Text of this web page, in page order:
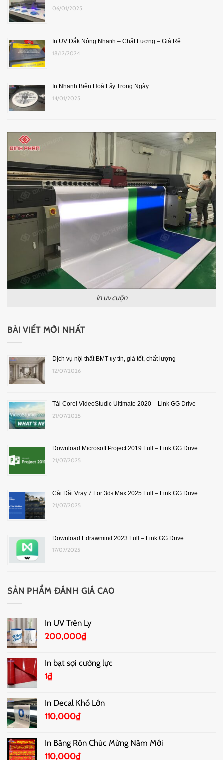
06/01/2025
In UV Đắk Nông Nhanh – Chất Lượng – Giá Rẻ
18/12/2024
In Nhanh Biên Hoà Lấy Trong Ngày
14/01/2025
in uv cuộn
BÀI VIẾT MỚI NHẤT
Dịch vụ nội thất BMT uy tín, giá tốt, chất lượng
12/07/2026
Tải Corel VideoStudio Ultimate 2020 – Link GG Drive
21/07/2025
Download Microsoft Project 2019 Full – Link GG Drive
21/07/2025
Cài Đặt Vray 7 For 3ds Max 2025 Full – Link GG Drive
21/07/2025
Download Edrawmind 2023 Full – Link GG Drive
17/07/2025
SẢN PHẨM ĐÁNH GIÁ CAO
In UV Trên Ly
200,000₫
In bạt sợi cường lực
1₫
In Decal Khổ Lớn
110,000₫
In Băng Rôn Chúc Mừng Năm Mới
110,000₫